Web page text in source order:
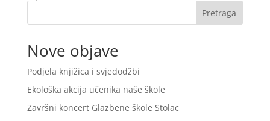
Pretraga
Nove objave
Podjela knjižica i svjedodžbi
Ekološka akcija učenika naše škole
Završni koncert Glazbene škole Stolac